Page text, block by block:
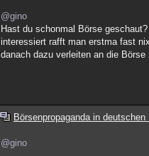
@gino
Hast du schonmal Börse
interessiert rafft man erstma fast
danach dazu verleiten an die Börse
Börsenpropaganda in deutschen
@gino